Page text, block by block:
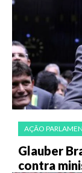
AÇÃO
Glauber
contra